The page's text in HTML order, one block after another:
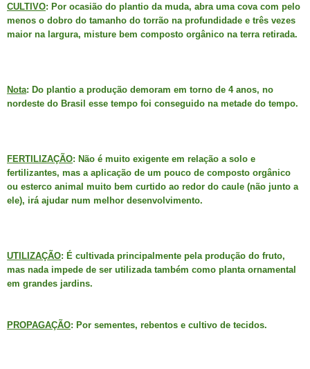
CULTIVO: Por ocasião do plantio da muda, abra uma cova com pelo
menos o dobro do tamanho do torrão na profundidade e três vezes
maior na largura, misture bem composto orgânico na terra retirada.
Nota: Do plantio a produção demoram em torno de 4 anos, no
nordeste do Brasil esse tempo foi conseguido na metade do tempo.
FERTILIZAÇÃO: Não é muito exigente em relação a solo e
fertilizantes, mas a aplicação de um pouco de composto orgânico
ou esterco animal muito bem curtido ao redor do caule (não junto a
ele), irá ajudar num melhor desenvolvimento.
UTILIZAÇÃO: É cultivada principalmente pela produção do fruto,
mas nada impede de ser utilizada também como planta ornamental
em grandes jardins.
PROPAGAÇÃO: Por sementes, rebentos e cultivo de tecidos.